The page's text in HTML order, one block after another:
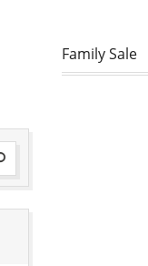
Family Sale